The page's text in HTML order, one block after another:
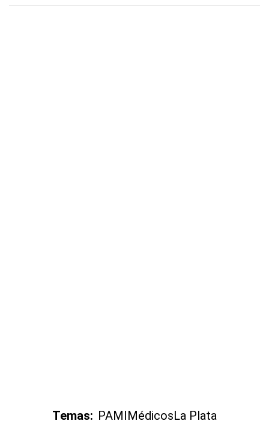
Temas: PAMIMédicosLa Plata